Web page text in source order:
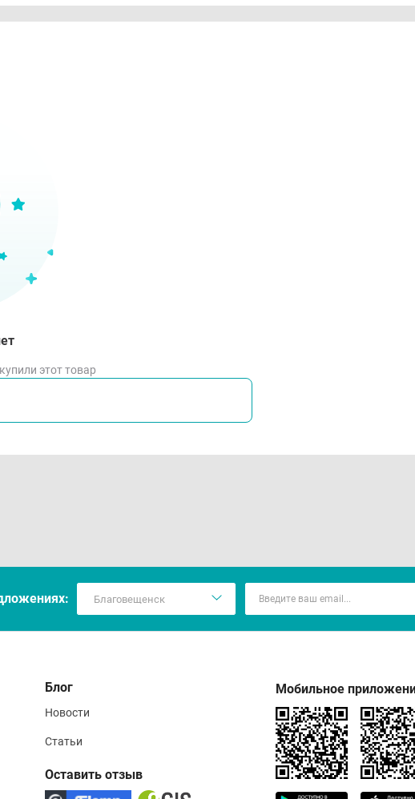
DEA, PEG-40 Hydrogenated Castor Oil, Sodium Ascopbyl Phosphate,
пенки нанести на влажную кожу лица, избегая кожи вокруг
Смыть водой.
не наносите на поврежденную кожу и избегайте
водой. Перед применением тестируйте на небольшом участке
этот товар
Блог
Новости
Статьи
Оставить отзыв
Мобильное